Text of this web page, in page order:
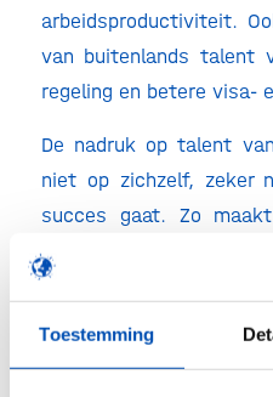
Toestemming
arbeidsproductiviteit.
van buitenlands talent
regeling en betere visa-
De nadruk op talent
niet op zichzelf, zeker
succes gaat. Zo
deel uit van de
Daarnaast besteed het